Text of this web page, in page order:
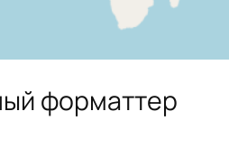
форматтер